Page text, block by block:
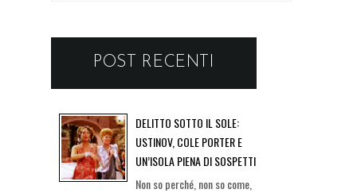
POST RECENTI
DELITTO SOTTO IL SOLE:
USTINOV, COLE PORTER E
UN’ISOLA PIENA DI SOSPETTI
Non so perché, non so come,